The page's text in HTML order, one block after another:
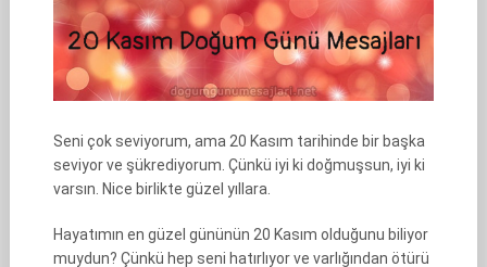
Seni çok seviyorum, ama 20 Kasım tarihinde bir başka
seviyor ve şükrediyorum. Çünkü iyi ki doğmuşsun, iyi ki
varsın. Nice birlikte güzel yıllara.
Hayatımın en güzel gününün 20 Kasım olduğunu biliyor
muydun? Çünkü hep seni hatırlıyor ve varlığından ötürü